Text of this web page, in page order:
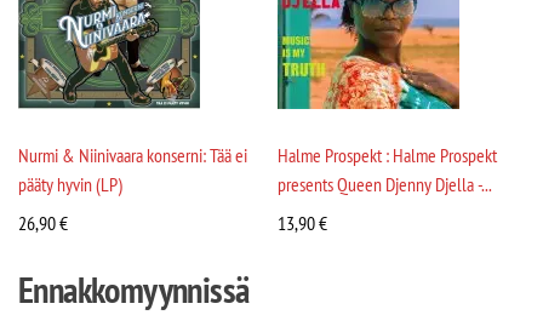
Nurmi & Niinivaara konserni: Tää ei
pääty hyvin (LP)
26,90€
Halme Prospekt : Halme Prospekt
presents Queen Djenny Djella -...
13,90€
Ennakkomyynnissä